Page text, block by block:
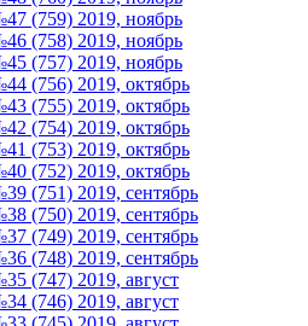
(759) 2019, ноябрь
(758) 2019, ноябрь
(757) 2019, ноябрь
(756) 2019, октябрь
(755) 2019, октябрь
(754) 2019, октябрь
(753) 2019, октябрь
(752) 2019, октябрь
(751) 2019, сентябрь
(750) 2019, сентябрь
(749) 2019, сентябрь
(748) 2019, сентябрь
(747) 2019, август
(746) 2019, август